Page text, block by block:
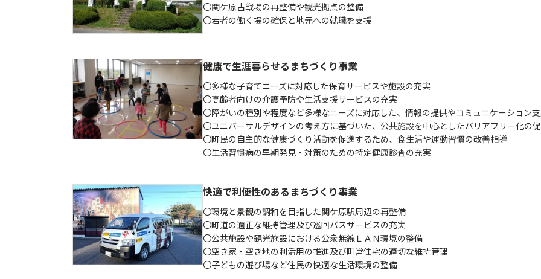
〇関ケ原古戦場の再整備や観光拠点の整備
〇若者の働く場の確保と地元への就職を支援
健康で生涯暮らせるまちづくり事業
〇多様な子育てニーズに対応した保育サービスや施設の充実
〇高齢者向けの介護予防や生活支援サービスの充実
〇障がいの種別や程度など多様なニーズに対応した、情報の提供やコミュニケーション
〇ユニバーサルデザインの考え方に基づいた、公共施設を中心としたバリアフリー化の
〇町民の自主的な健康づくり活動を促進するため、食生活や運動習慣の改善指導
〇生活習慣病の早期発見・対策のための特定健康診査の充実
快適で利便性のあるまちづくり事業
〇環境と景観の調和を目指した関ケ原駅周辺の再整備
〇町道の適正な維持管理及び巡回バスサービスの充実
〇公共施設や観光施設における公衆無線ＬＡＮ環境の整備
〇空き家・空き地の利活用の推進及び町営住宅の適切な維持管理
〇子どもの遊び場など住民の快適な生活環境の整備